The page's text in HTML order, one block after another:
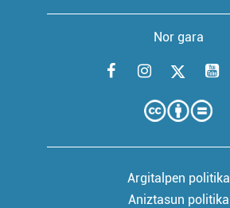
Nor gara
Argitalpen politika
Aniztasun politika